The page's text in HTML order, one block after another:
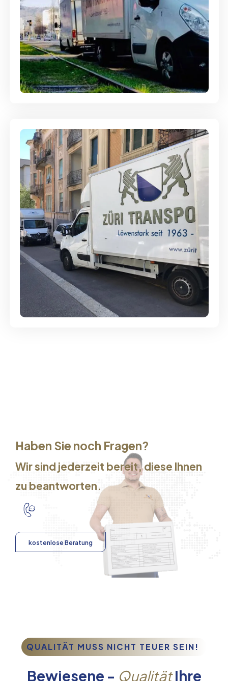
Ein- und Auspackservice
Günstige Umzüge - Hervorragender
Service
Haben Sie noch Fragen?
Wir sind jederzeit bereit, diese Ihnen
zu beantworten.
kostenlose Beratung
QUALITÄT MUSS NICHT TEUER SEIN!
Bewiesene - QualitätIhre